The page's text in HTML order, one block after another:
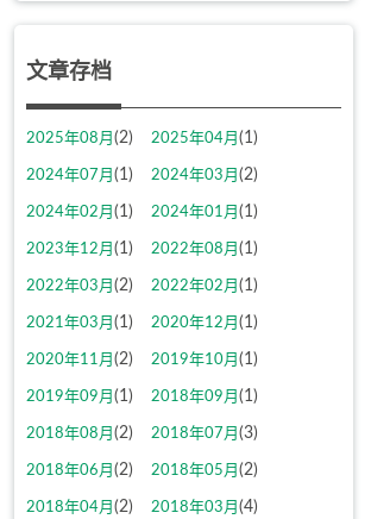
文章存档
2025年08月 (2) 2025年04月 (1)
2024年07月 (1) 2024年03月 (2)
2024年02月 (1) 2024年01月 (1)
2023年12月 (1) 2022年08月 (1)
2022年03月 (2) 2022年02月 (1)
2021年03月 (1) 2020年12月 (1)
2020年11月 (2) 2019年10月 (1)
2019年09月 (1) 2018年09月 (1)
2018年08月 (2) 2018年07月 (3)
2018年06月 (2) 2018年05月 (2)
2018年04月 (2) 2018年03月 (4)